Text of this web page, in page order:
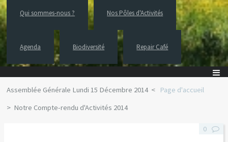
Qui sommes-nous ? Nos Pôles d'Activités
Agenda Biodiversité Repair Café
Assemblée Générale Lundi 15 Décembre 2014
Page d'accueil
Notre Compte-rendu d'Activités 2014
0